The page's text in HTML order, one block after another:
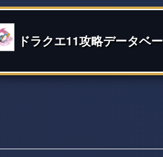
ドラクエ11攻略データベ